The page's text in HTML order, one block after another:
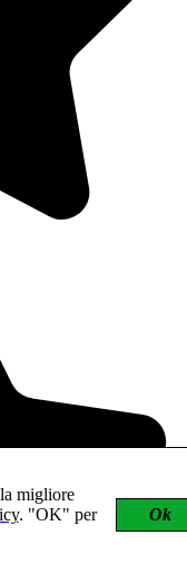
migliore
. "OK" per
Ok